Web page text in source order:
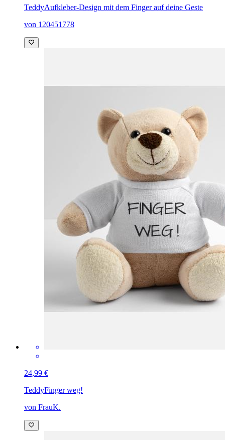
TeddyAufkleber-Design mit dem Finger auf deine Geste
von 120451778
24,99 €
TeddyFinger weg!
von FrauK.